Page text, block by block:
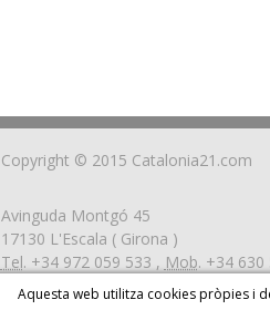
Copyright © 2015 Catalonia21.com
Avinguda Montgó 45
17130 L'Escala ( Girona )
Tel. +34 972 059 533 , Mob. +34 630
E-mail
info@catalonia21.com
Aquesta web utilitza cookies pròpies i